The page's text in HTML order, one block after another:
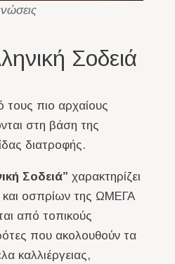
Σοδειά
τους πιο αρχαίους
στη βάση της
διατροφής.
Σοδειά” χαρακτηρίζει
και οσπρίων της ΩΜΕΓΑ
από τοπικούς
που ακολουθούν τα
καλλιέργειας,